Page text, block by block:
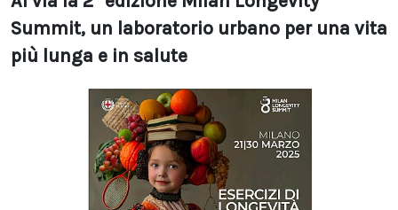
Summit, un laboratorio urbano per una vita
più lunga e in salute